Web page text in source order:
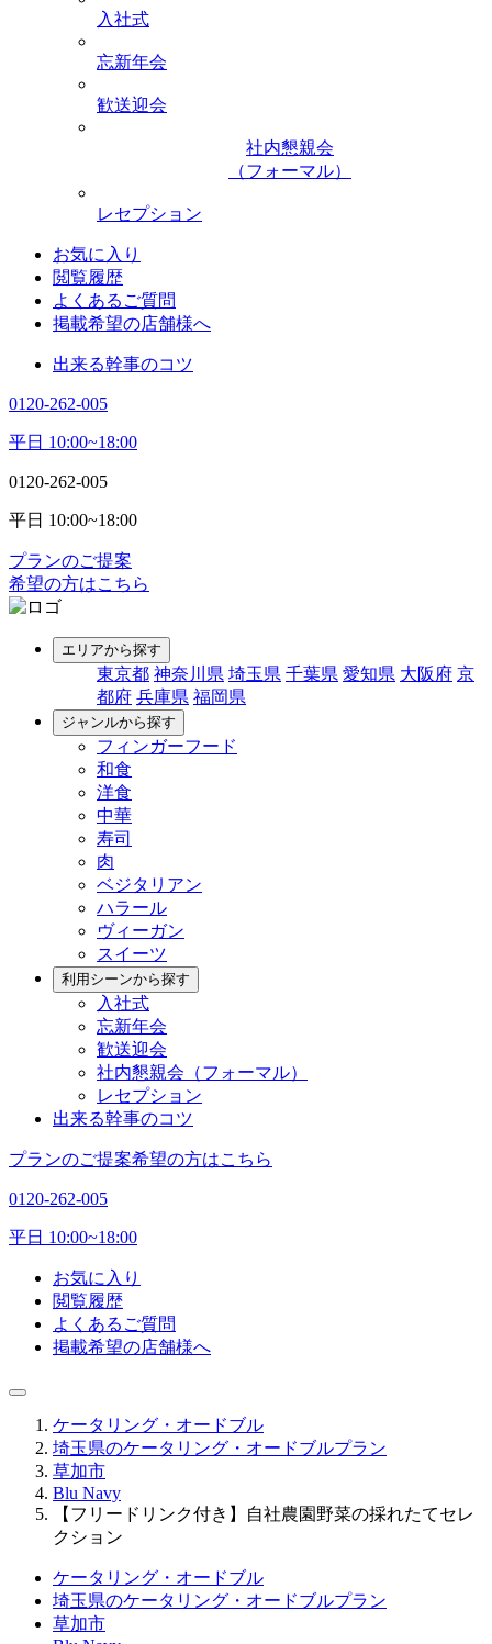
入社式
忘新年会
歓送迎会
社内懇親会
（フォーマル）
レセプション
お気に入り
閲覧履歴
よくあるご質問
掲載希望の店舗様へ
出来る幹事のコツ
0120-262-005
平日 10:00~18:00
0120-262-005
平日 10:00~18:00
プランのご提案
希望の方はこちら
エリアから探す
東京都 神奈川県 埼玉県 千葉県 愛知県 大阪府 京
都府 兵庫県 福岡県
ジャンルから探す
フィンガーフード
和食
洋食
中華
寿司
肉
ベジタリアン
ハラール
ヴィーガン
スイーツ
利用シーンから探す
入社式
忘新年会
歓送迎会
社内懇親会（フォーマル）
レセプション
出来る幹事のコツ
プランのご提案希望の方はこちら
0120-262-005
平日 10:00~18:00
お気に入り
閲覧履歴
よくあるご質問
掲載希望の店舗様へ
ケータリング・オードブル
埼玉県のケータリング・オードブルプラン
草加市
Blu Navy
【フリードリンク付き】自社農園野菜の採れたてセレ
クション
ケータリング・オードブル
埼玉県のケータリング・オードブルプラン
草加市